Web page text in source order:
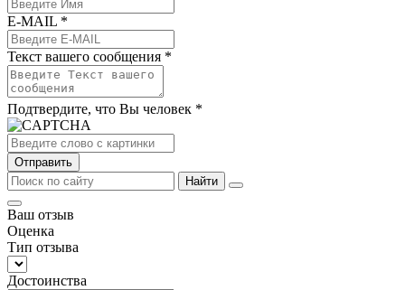
E-MAIL *
Текст вашего сообщения *
Подтвердите, что Вы человек *
Отправить
Найти
Ваш отзыв
Оценка
Тип отзыва
Достоинства